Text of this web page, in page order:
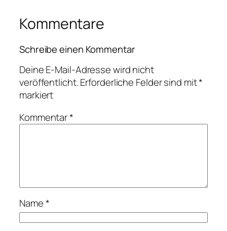
Kommentare
Schreibe einen Kommentar
Deine E-Mail-Adresse wird nicht
veröffentlicht.Erforderliche Felder sind mit*
markiert
Kommentar*
Name*